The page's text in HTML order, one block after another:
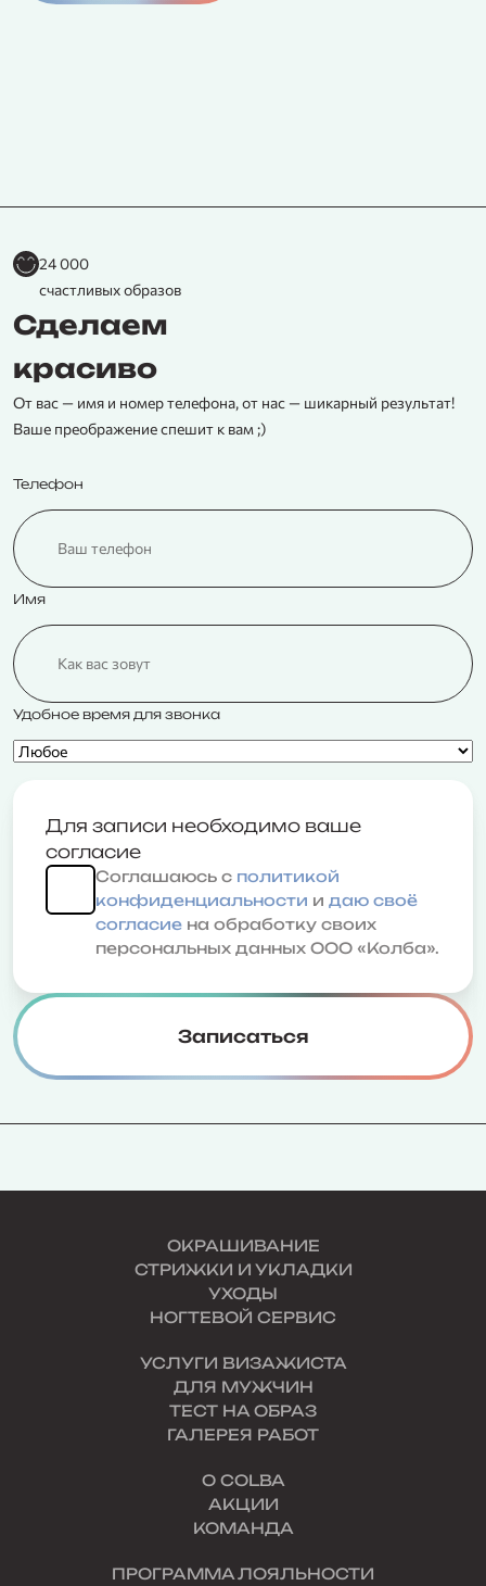
24 000
счастливых образов
Сделаем
красиво
От вас — имя и номер телефона, от нас — шикарный результат!
Ваше преображение спешит к вам ;)
Телефон
Имя
Удобное время для звонка
Для записи необходимо ваше
согласие
Соглашаюсь с политикой
конфиденциальности и даю своё
согласие на обработку своих
персональных данных ООО «Колба».
Записаться
ОКРАШИВАНИЕ
СТРИЖКИ И УКЛАДКИ
УХОДЫ
НОГТЕВОЙ СЕРВИС
УСЛУГИ ВИЗАЖИСТА
ДЛЯ МУЖЧИН
ТЕСТ НА ОБРАЗ
ГАЛЕРЕЯ РАБОТ
О COLBA
АКЦИИ
КОМАНДА
ПРОГРАММА ЛОЯЛЬНОСТИ